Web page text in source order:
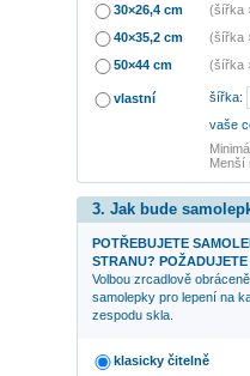
30×26,4 cm
(šířka
40×35,2 cm
(šířka
50×44 cm
(šířka
vlastní šířka:
vaše
Menší
3. Jak bude
POTŘEBUJETE
STRANU?
Volbou zrcadlově
samolepky pro lepení na
zespodu skla.
klasicky čitelně